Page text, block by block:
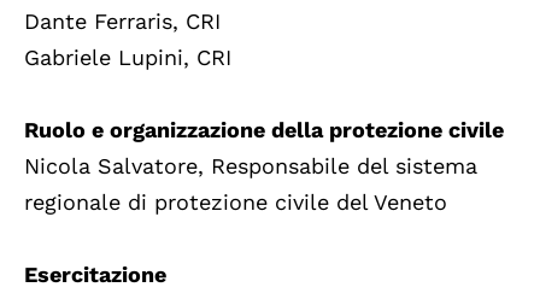
Dante Ferraris, CRI
Gabriele Lupini, CRI
Ruolo e organizzazione della protezione civile
Nicola Salvatore, Responsabile del sistema
regionale di protezione civile del Veneto
Esercitazione